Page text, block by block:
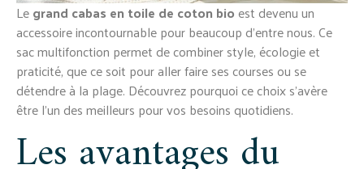
Legrand cabas en toile de coton bio est devenu un
accessoire incontournable pour beaucoup d’entre nous. Ce
sac multifonction permet de combiner style, écologie et
praticité, que ce soit pour aller faire ses courses ou se
détendre à la plage. Découvrez pourquoi ce choix s’avère
être l’un des meilleurs pour vos besoins quotidiens.
Les avantages du